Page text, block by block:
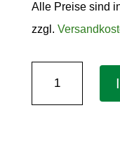
Alle Preise sind
zzgl.